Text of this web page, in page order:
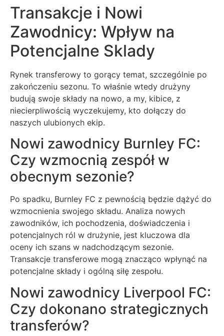
Transakcje i Nowi
Zawodnicy: Wpływ na
Potencjalne Sklady
Rynek transferowy to gorący temat, szczególnie po
zakończeniu sezonu. To właśnie wtedy drużyny
budują swoje składy na nowo, a my, kibice, z
niecierpliwością wyczekujemy, kto dołączy do
naszych ulubionych ekip.
Nowi zawodnicy Burnley FC:
Czy wzmocnią zespół w
obecnym sezonie?
Po spadku, Burnley FC z pewnością będzie dążyć do
wzmocnienia swojego składu. Analiza nowych
zawodników, ich pochodzenia, doświadczenia i
potencjalnych ról w drużynie, jest kluczowa dla
oceny ich szans w nadchodzącym sezonie.
Transakcje transferowe mogą znacząco wpłynąć na
potencjalne składy i ogólną siłę zespołu.
Nowi zawodnicy Liverpool FC:
Czy dokonano strategicznych
transferów?